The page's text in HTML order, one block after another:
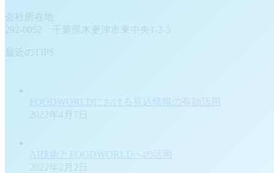
会社所在地
292-0052 千葉県木更津市東中央1-2-5
最近のTIPS
FOODWORLDにおける見込情報の有効活用
2022年4月7日
AI技術とFOODWORLDへの活用
2022年2月2日